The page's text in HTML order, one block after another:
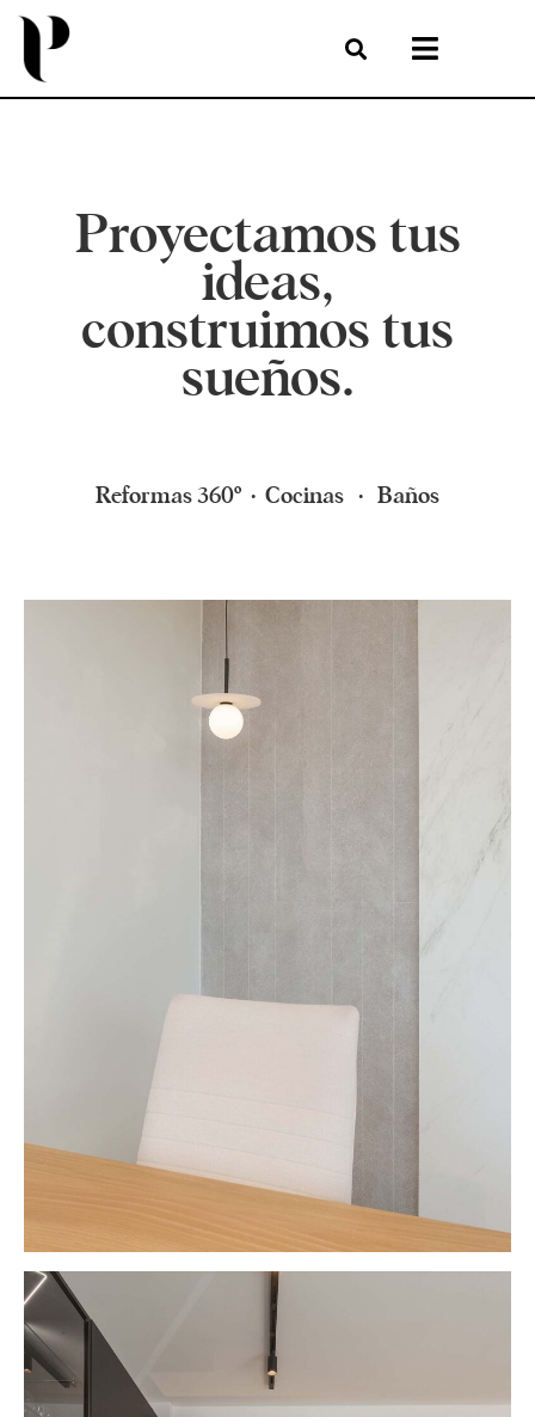
Proyectamos tus
ideas,
construimos tus
sueños.
Reformas 360º · Cocinas · Baños